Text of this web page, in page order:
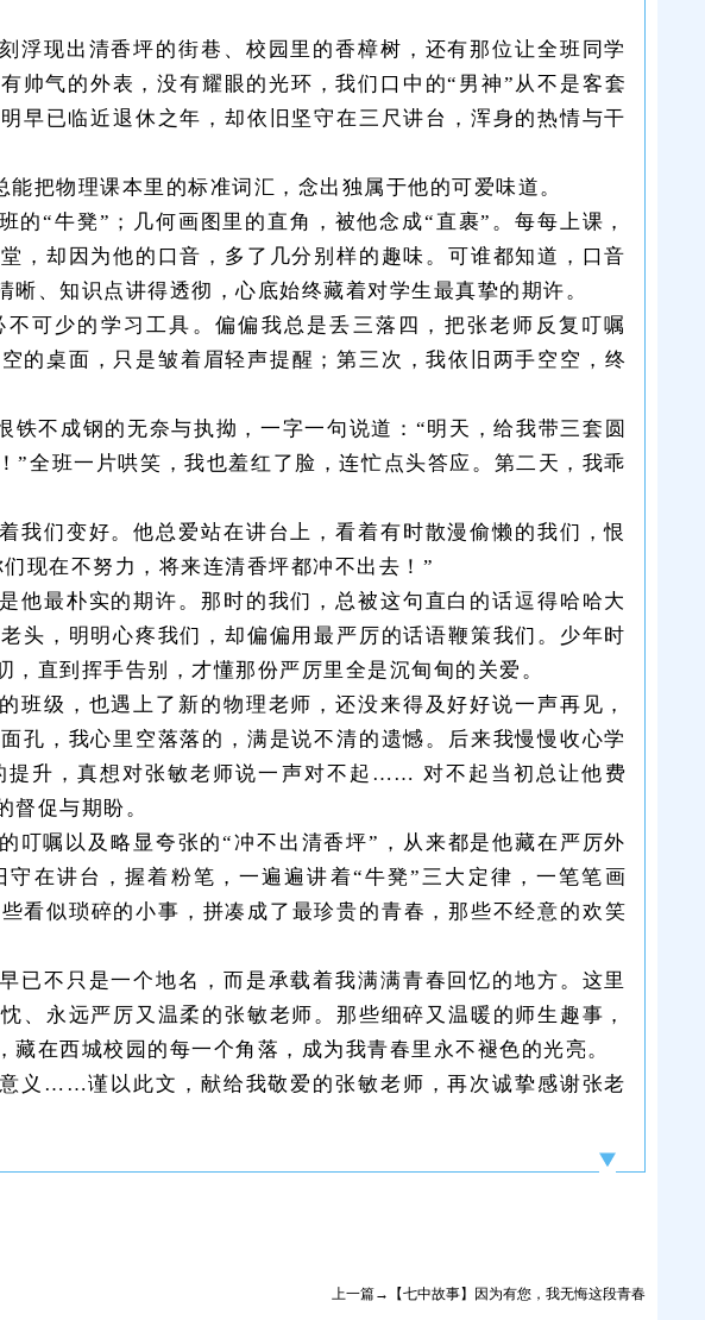
浮现出清香坪的街巷、校园里的香樟树，还有那位让全班同学
帅气的外表，没有耀眼的光环，我们口中的“男神”从不是客套
已临近退休之年，却依旧坚守在三尺讲台，浑身的热情与干
把物理课本里的标准词汇，念出独属于他的可爱味道。
“牛凳”；几何画图里的直角，被他念成“直裹”。每每上课，
，却因为他的口音，多了几分别样的趣味。可谁都知道，口音
、知识点讲得透彻，心底始终藏着对学生最真挚的期许。
可少的学习工具。偏偏我总是丢三落四，把张老师反复叮嘱
的桌面，只是皱着眉轻声提醒；第三次，我依旧两手空空，终
不成钢的无奈与执拗，一字一句说道：“明天，给我带三套圆
”全班一片哄笑，我也羞红了脸，连忙点头答应。第二天，我乖
我们变好。他总爱站在讲台上，看着有时散漫偷懒的我们，恨
现在不努力，将来连清香坪都冲不出去！”
他最朴实的期许。那时的我们，总被这句直白的话逗得哈哈大
头，明明心疼我们，却偏偏用最严厉的话语鞭策我们。少年时
直到挥手告别，才懂那份严厉里全是沉甸甸的关爱。
班级，也遇上了新的物理老师，还没来得及好好说一声再见，
孔，我心里空落落的，满是说不清的遗憾。后来我慢慢收心学
提升，真想对张敏老师说一声对不起…… 对不起当初总让他费
促与期盼。
叮嘱以及略显夸张的“冲不出清香坪”，从来都是他藏在严厉外
在讲台，握着粉笔，一遍遍讲着“牛凳”三大定律，一笔笔画
看似琐碎的小事，拼凑成了最珍贵的青春，那些不经意的欢笑
已不只是一个地名，而是承载着我满满青春回忆的地方。这里
、永远严厉又温柔的张敏老师。那些细碎又温暖的师生趣事，
在西城校园的每一个角落，成为我青春里永不褪色的光亮。
义……谨以此文，献给我敬爱的张敏老师，再次诚挚感谢张老
上一篇→【七中故事】因为有您，我无悔这段青春